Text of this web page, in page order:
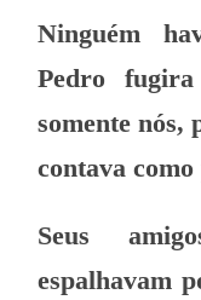
Ninguém
Pedro
somente nós,
contava
Seus
espalhavam